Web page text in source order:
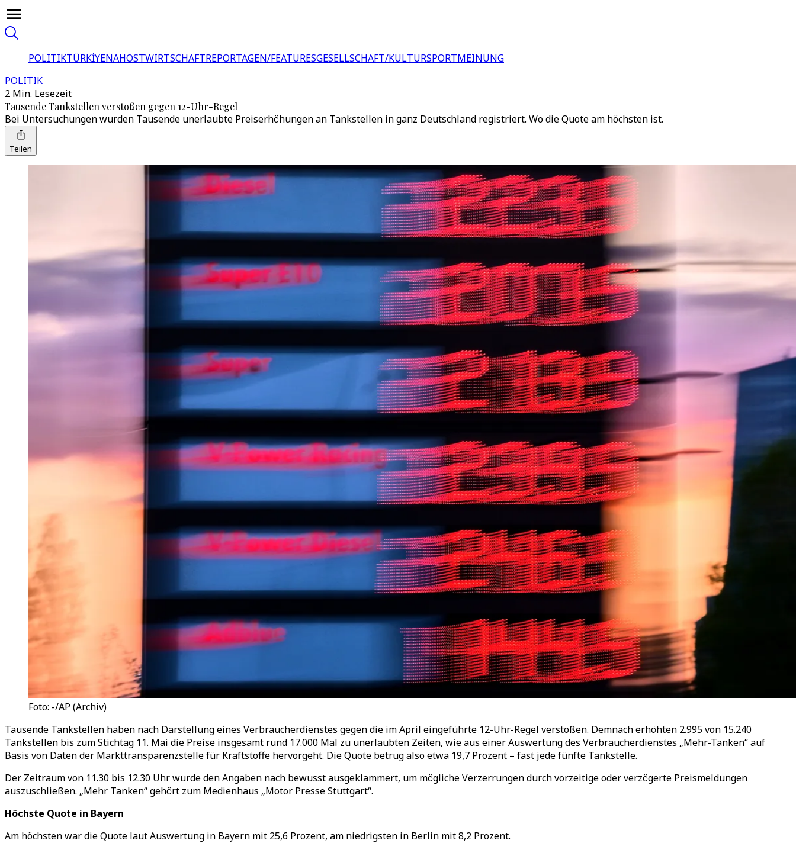
POLITIKTÜRKİYENAHOSTWIRTSCHAFTREPORTAGEN/FEATURESGESELLSCHAFT/KULTURSPORTMEINUNG
POLITIK
2 Min. Lesezeit
Tausende Tankstellen verstoßen gegen 12-Uhr-Regel
Bei Untersuchungen wurden Tausende unerlaubte Preiserhöhungen an Tankstellen in ganz Deutschland registriert. Wo die Quote am höchsten ist.
Teilen
Foto: -/AP (Archiv)
Tausende Tankstellen haben nach Darstellung eines Verbraucherdienstes gegen die im April eingeführte 12-Uhr-Regel verstoßen. Demnach erhöhten 2.995 von 15.240
Tankstellen bis zum Stichtag 11. Mai die Preise insgesamt rund 17.000 Mal zu unerlaubten Zeiten, wie aus einer Auswertung des Verbraucherdienstes „Mehr-Tanken“auf
Basis von Daten der Markttransparenzstelle für Kraftstoffe hervorgeht. Die Quote betrug also etwa 19,7 Prozent – fast jede fünfte Tankstelle.
Der Zeitraum von 11.30 bis 12.30 Uhr wurde den Angaben nach bewusst ausgeklammert, um mögliche Verzerrungen durch vorzeitige oder verzögerte Preismeldungen
auszuschließen. „Mehr Tanken“gehört zum Medienhaus „Motor Presse Stuttgart“.
Höchste Quote in Bayern
Am höchsten war die Quote laut Auswertung in Bayern mit 25,6 Prozent, am niedrigsten in Berlin mit 8,2 Prozent.